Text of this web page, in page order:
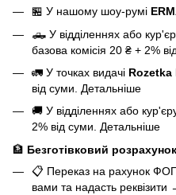
🏪 У нашому шоу-румі
🛻 У відділеннях або
базова комісія 20 ₴ + 2%
🚛 У точках видачі Rozetka
від суми. Детальніше
🚚 У відділеннях або
2% від суми. Детальніше
🏦 Безготівковий розрахунок
📋 Переказ на рахунок
вами та надасть реквізити